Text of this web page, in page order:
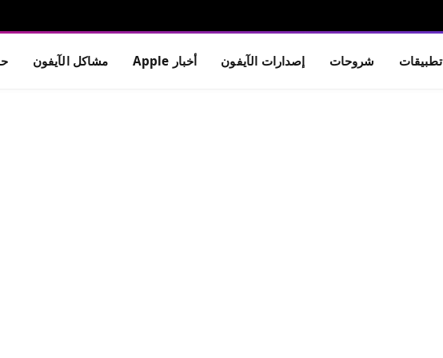
تطبيقات شروحات إصدارات الآيفون أخبار Apple مشاكل الآيفون